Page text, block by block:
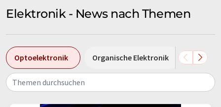
Elektronik - News nach Themen
Optoelektronik Organische Elektronik
Themen durchsuchen